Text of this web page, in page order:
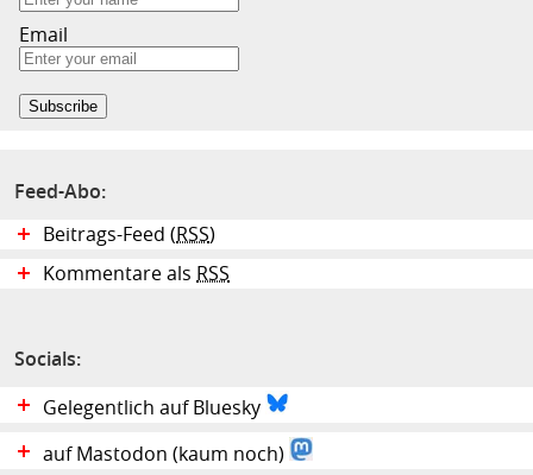
Email
Feed-Abo:
Beitrags-Feed (RSS)
Kommentare als RSS
Socials:
Gelegentlich auf Bluesky
auf Mastodon (kaum noch)